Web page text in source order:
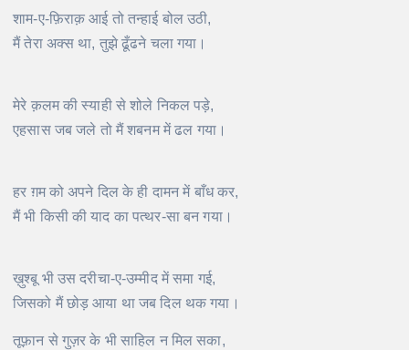
शाम-ए-फ़िराक़ आई तो तन्हाई बोल उठी,
मैं तेरा अक्स था, तुझे ढूँढने चला गया।
मेरे क़लम की स्याही से शोले निकल पड़े,
एहसास जब जले तो मैं शबनम में ढल गया।
हर ग़म को अपने दिल के ही दामन में बाँध कर,
मैं भी किसी की याद का पत्थर-सा बन गया।
ख़ुश्बू भी उस दरीचा-ए-उम्मीद में समा गई,
जिसको मैं छोड़ आया था जब दिल थक गया।
तूफ़ान से गुज़र के भी साहिल न मिल सका,